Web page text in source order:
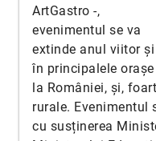
ArtGastro -,
evenimentul se va
extinde anul viitor și
în principalele orașe
la României, și,
rurale. Evenimentul
cu susținerea